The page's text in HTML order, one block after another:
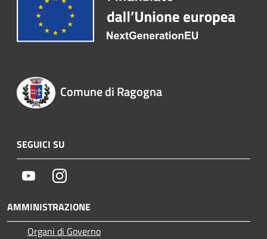
Comune di Ragogna
SEGUICI SU
YoutubeInstagram
AMMINISTRAZIONE
Organi di Governo